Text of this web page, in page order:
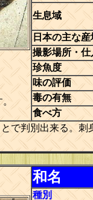
生息域
日本の主な産
撮影場所・仕
珍魚度
味の評価
毒の有無
食べ方
で判別出来る。
和名
種別